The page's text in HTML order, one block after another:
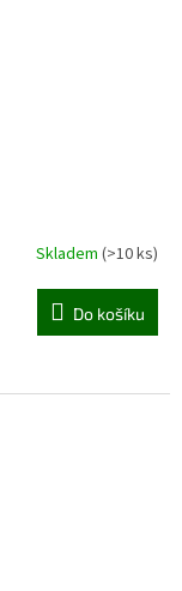
Skladem (>10 ks)
Do košíku